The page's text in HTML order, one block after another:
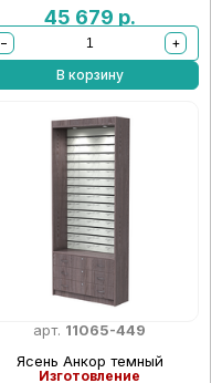
45 679 р.
−
+
В корзину
арт. 11065-449
Ясень Анкор темный
Изготовление